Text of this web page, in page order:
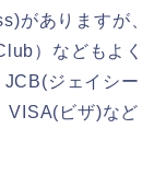
がありますが、
）などもよく
ジェイシー
VISA(ビザ)など